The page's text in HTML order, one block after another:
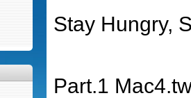
Stay Hungry,
Part.1